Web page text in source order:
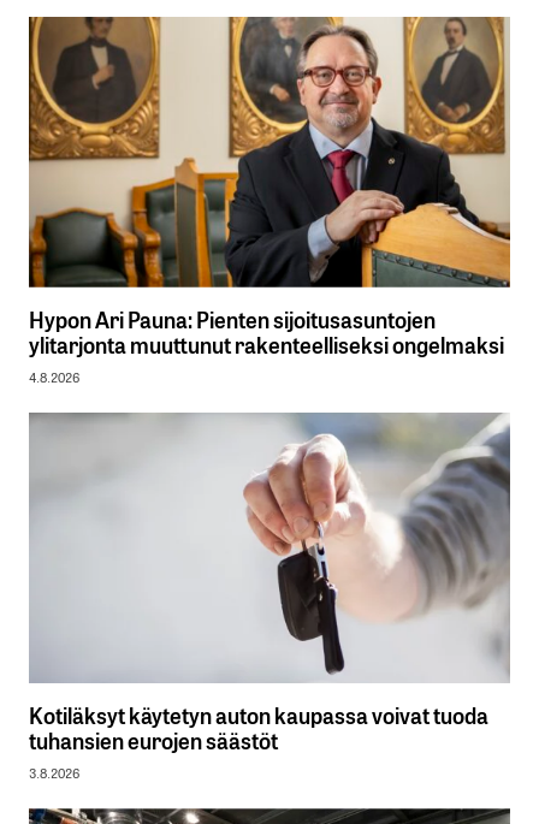
Hypon Ari Pauna: Pienten sijoitusasuntojen
ylitarjonta muuttunut rakenteelliseksi ongelmaksi
4.8.2026
Kotiläksyt käytetyn auton kaupassa voivat tuoda
tuhansien eurojen säästöt
3.8.2026